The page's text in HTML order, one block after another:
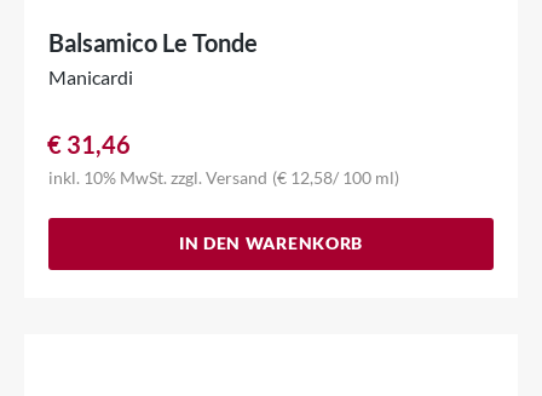
Balsamico Le Tonde
Manicardi
€ 31,46
inkl. 10% MwSt. (€12,58/ 100 ml)
zzgl.Versand
IN DEN WARENKORB